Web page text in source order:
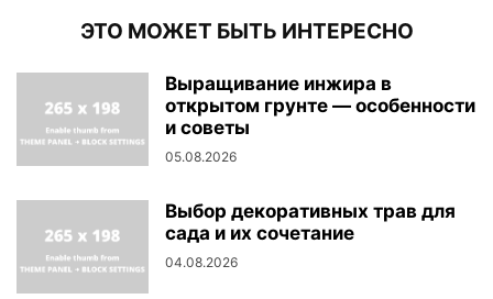
ЭТО МОЖЕТ БЫТЬ ИНТЕРЕСНО
Выращивание инжира в
открытом грунте — особенности
и советы
05.08.2026
Выбор декоративных трав для
сада и их сочетание
04.08.2026